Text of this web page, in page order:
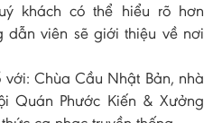
khách có thể hiểu rõ hơn
viên sẽ giới thiệu về nơi
Chùa Cầu Nhật Bản, nhà
Quán Phước Kiến & Xưởng